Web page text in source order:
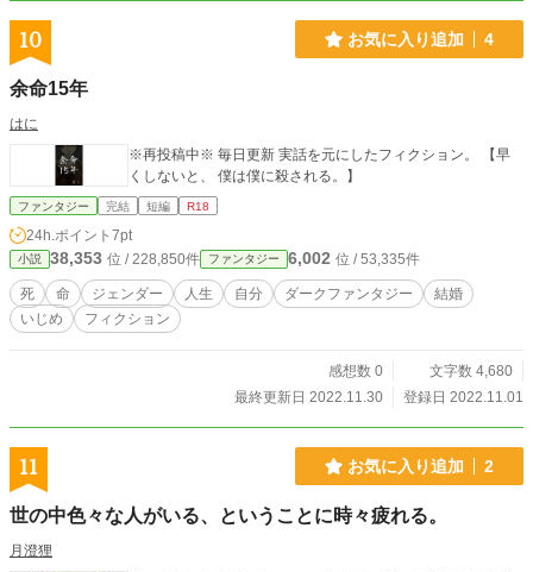
10 お気に入り追加 4
余命15年
はに
※再投稿中※ 毎日更新 実話を元にしたフィクション。 【早
くしないと、 僕は僕に殺される。】
ファンタジー 完結 短編 R18
24h.ポイント 7pt
小説 38,353 位 / 228,850件 ファンタジー 6,002 位 / 53,335件
死 命 ジェンダー 人生 自分 ダークファンタジー
結婚
いじめ
フィクション
感想数 0
文字数 4,680
最終更新日 2022.11.30
登録日 2022.11.01
11 お気に入り追加 2
世の中色々な人がいる、ということに時々疲れる。
月澄狸